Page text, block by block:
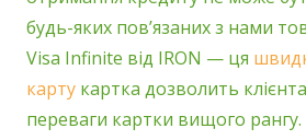
будь-яких пов’язаних з нами
Visa Infinite від IRON — ця
карту картка дозволить
переваги картки вищого